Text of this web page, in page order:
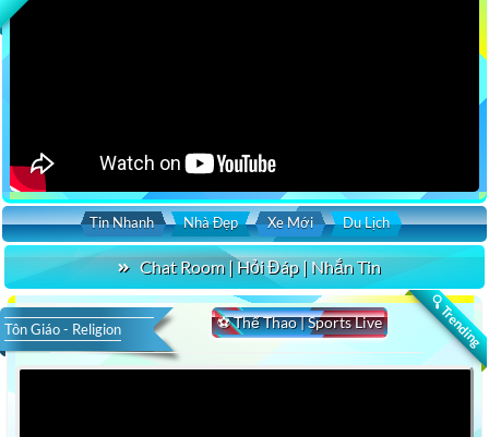
Tin Nhanh Nhà Đẹp Xe Mới Du Lịch
Chat Room | Hỏi Đáp | Nhắn Tin
🔍 Trending
⚽ Thể Thao | Sports Live
Tôn Giáo - Religion